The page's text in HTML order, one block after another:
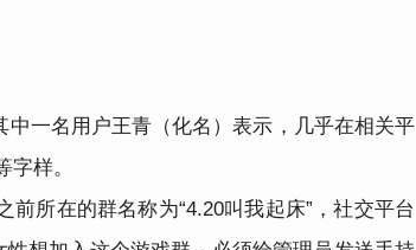
一名用户王青（化名）表示，几乎在相关平
字样。
所在的群名称为“4.20叫我起床”，社交平台